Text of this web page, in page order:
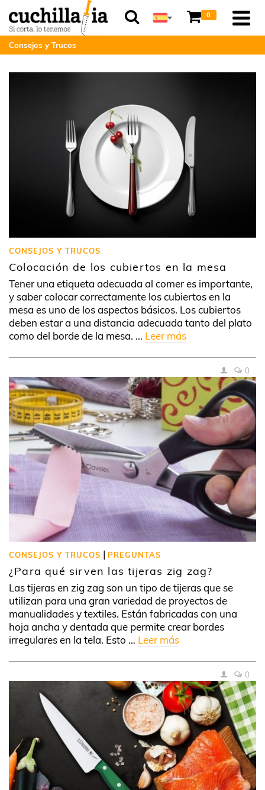
0
Consejos y Trucos
CONSEJOS Y TRUCOS
Colocación de los cubiertos en la mesa
Tener una etiqueta adecuada al comer es importante,
y saber colocar correctamente los cubiertos en la
mesa es uno de los aspectos básicos. Los cubiertos
deben estar a una distancia adecuada tanto del plato
como del borde de la mesa. … Leer más
0
CONSEJOS Y TRUCOS | PREGUNTAS
¿Para qué sirven las tijeras zig zag?
Las tijeras en zig zag son un tipo de tijeras que se
utilizan para una gran variedad de proyectos de
manualidades y textiles. Están fabricadas con una
hoja ancha y dentada que permite crear bordes
irregulares en la tela. Esto … Leer más
0